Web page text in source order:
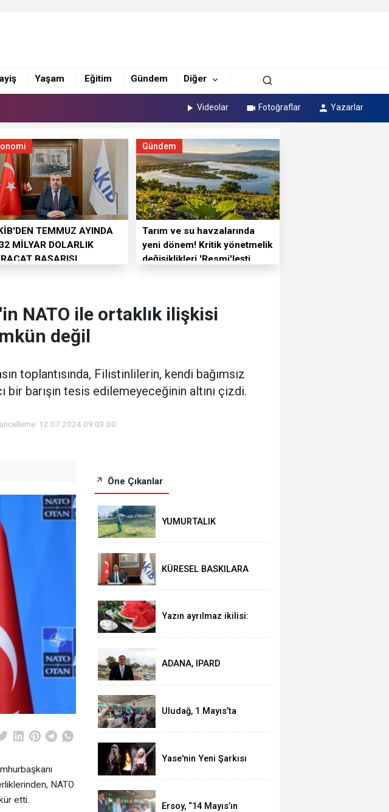
Yaşam Eğitim Gündem Diğer
Videolar Fotoğraflar Yazarlar
TEMMUZ AYINDA
MİLYAR DOLARLIK
BAŞARISI
Gündem
Tarım ve su havzalarında
yeni dönem! Kritik yönetmelik
değişiklikleri 'Resmi'leşti
NATO ile ortaklık ilişkisi
değil
toplantısında, Filistinlilerin, kendi bağımsız
barışın tesis edilemeyeceğinin altını çizdi.
12.07.2024 09:03:00
NATO
etti.
Öne Çıkanlar
YUMURTALIK
ALAN HAMLESİ
KÜRESEL BASKILARA
293,3 MİLYON DOLARLIK
Yazın ayrılmaz ikilisi:
ADANA, IPARD
Uludağ, 1 Mayıs’ta
Yase'nin Yeni Şarkısı
Buluştu
Ersoy, “14 Mayıs’ın